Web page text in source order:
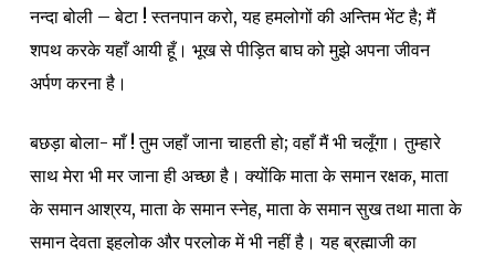
नन्दा बोली – बेटा ! स्तनपान करो, यह हमलोगों की अन्तिम भेंट है; मैं
शपथ करके यहाँ आयी हूँ। भूख से पीड़ित बाघ को मुझे अपना जीवन
अर्पण करना है।
बछड़ा बोला- माँ ! तुम जहाँ जाना चाहती हो; वहाँ मैं भी चलूँगा। तुम्हारे
साथ मेरा भी मर जाना ही अच्छा है। क्योंकि माता के समान रक्षक, माता
के समान आश्रय, माता के समान स्नेह, माता के समान सुख तथा माता के
समान देवता इहलोक और परलोक में भी नहीं है। यह ब्रह्माजी का